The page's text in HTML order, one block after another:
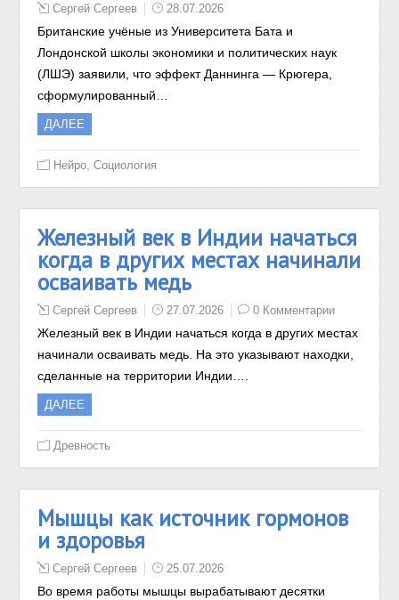
Сергей Сергеев 28.07.2026
Британские учёные из Университета Бата и
Лондонской школы экономики и политических наук
(ЛШЭ) заявили, что эффект Даннинга — Крюгера,
сформулированный…
ДАЛЕЕ
Нейро,Социология
Железный век в Индии начаться
когда в других местах начинали
осваивать медь
Сергей Сергеев 27.07.2026 0 Комментарии
Железный век в Индии начаться когда в других местах
начинали осваивать медь. На это указывают находки,
сделанные на территории Индии….
ДАЛЕЕ
Древность
Мышцы как источник гормонов
и здоровья
Сергей Сергеев 25.07.2026
Во время работы мышцы вырабатывают десятки